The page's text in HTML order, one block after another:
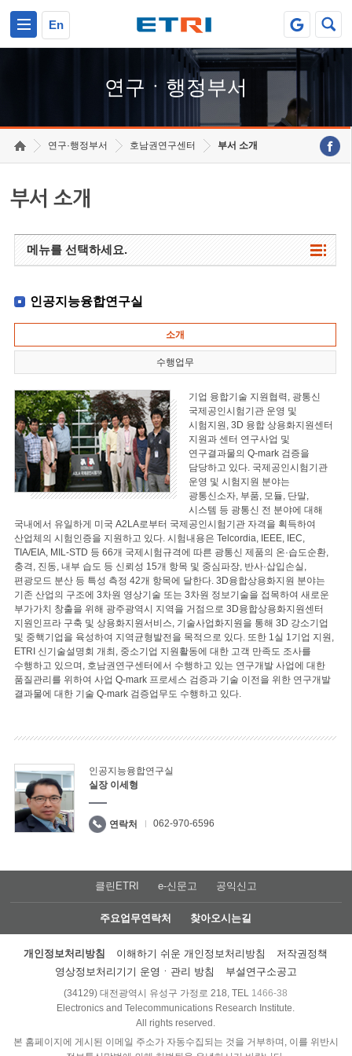
En
연구ㆍ행정부서
연구·행정부서 호남권연구센터 부서 소개
부서 소개
메뉴를 선택하세요.
인공지능융합연구실
소개
수행업무
기업 융합기술 지원협력, 광통신
국제공인시험기관 운영 및
시험지원, 3D 융합 상용화지원센터
지원과 센터 연구사업 및
연구결과물의 Q-mark 검증을
담당하고 있다. 국제공인시험기관
운영 및 시험지원 분야는
광통신소자, 부품, 모듈, 단말,
시스템 등 광통신 전 분야에 대해
국내에서 유일하게 미국 A2LA로부터 국제공인시험기관 자격을 획득하여
산업체의 시험인증을 지원하고 있다. 시험내용은 Telcordia, IEEE, IEC,
TIA/EIA, MIL-STD 등 66개 국제시험규격에 따른 광통신 제품의 온·습도순환,
충격, 진동, 내부 습도 등 신뢰성 15개 항목 및 중심파장, 반사·삽입손실,
편광모드 분산 등 특성 측정 42개 항목에 달한다. 3D융합상용화지원 분야는
기존 산업의 구조에 3차원 영상기술 또는 3차원 정보기술을 접목하여 새로운
부가가치 창출을 위해 광주광역시 지역을 거점으로 3D융합상용화지원센터
지원인프라 구축 및 상용화지원서비스, 기술사업화지원을 통해 3D 강소기업
및 중핵기업을 육성하여 지역균형발전을 목적으로 있다. 또한 1실 1기업 지원,
ETRI 신기술설명회 개최, 중소기업 지원활동에 대한 고객 만족도 조사를
수행하고 있으며, 호남권연구센터에서 수행하고 있는 연구개발 사업에 대한
품질관리를 위하여 사업 Q-mark 프로세스 검증과 기술 이전을 위한 연구개발
결과물에 대한 기술 Q-mark 검증업무도 수행하고 있다.
인공지능융합연구실
실장 이세형
연락처 062-970-6596
클린ETRI e-신문고 공익신고
주요업무연락처 찾아오시는길
개인정보처리방침 이해하기 쉬운 개인정보처리방침
저작권정책
영상정보처리기기 운영ㆍ관리 방침
부설연구소공고
(34129) 대전광역시 유성구 가정로 218, TEL 1466-38
Electronics and Telecommunications Research Institute.
All rights reserved.
본 홈페이지에 게시된 이메일 주소가 자동수집되는 것을 거부하며, 이를 위반시